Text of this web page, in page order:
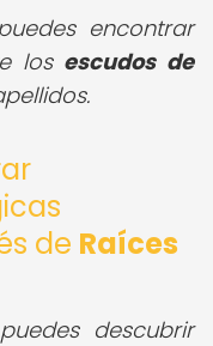
encontrar
los escudos de
de Raíces
descubrir